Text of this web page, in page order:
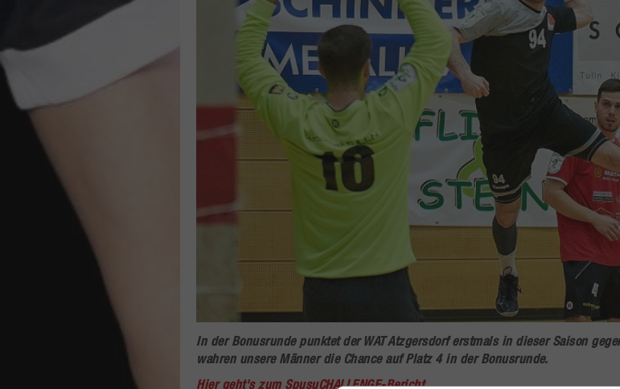
In der Bonusrunde punktet der WAT Atzgersdorf erstmals in dieser Saison
wahren unsere Männer die Chance auf Platz 4 in der Bonusrunde.
Hier geht's zum SpusuCHALLENGE-Bericht